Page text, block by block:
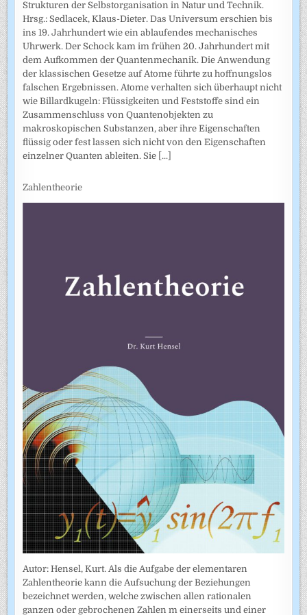
Strukturen der Selbstorganisation in Natur und Technik.
Hrsg.: Sedlacek, Klaus-Dieter. Das Universum erschien bis
ins 19. Jahrhundert wie ein ablaufendes mechanisches
Uhrwerk. Der Schock kam im frühen 20. Jahrhundert mit
dem Aufkommen der Quantenmechanik. Die Anwendung
der klassischen Gesetze auf Atome führte zu hoffnungslos
falschen Ergebnissen. Atome verhalten sich überhaupt nicht
wie Billardkugeln: Flüssigkeiten und Feststoffe sind ein
Zusammenschluss von Quantenobjekten zu
makroskopischen Substanzen, aber ihre Eigenschaften
flüssig oder fest lassen sich nicht von den Eigenschaften
einzelner Quanten ableiten. Sie [...]
Zahlentheorie
Autor: Hensel, Kurt. Als die Aufgabe der elementaren
Zahlentheorie kann die Aufsuchung der Beziehungen
bezeichnet werden, welche zwischen allen rationalen
ganzen oder gebrochenen Zahlen m einerseits und einer